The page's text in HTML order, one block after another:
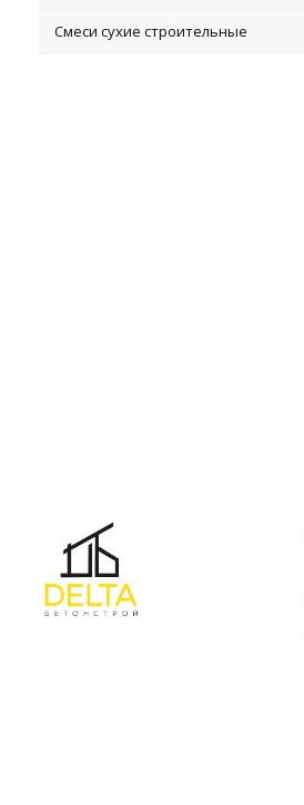
Смеси сухие строительные